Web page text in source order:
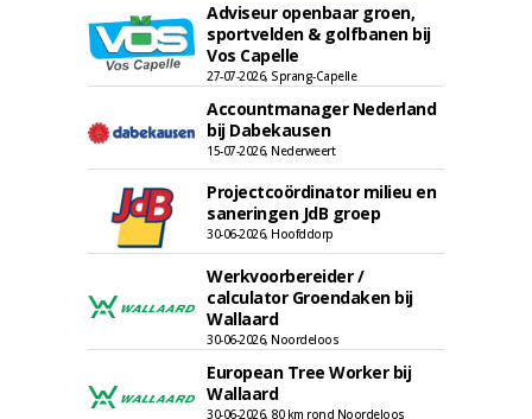
Adviseur openbaar groen,
sportvelden & golfbanen bij
Vos Capelle
27-07-2026, Sprang-Capelle
Accountmanager Nederland
bij Dabekausen
15-07-2026, Nederweert
Projectcoördinator milieu en
saneringen JdB groep
30-06-2026, Hoofddorp
Werkvoorbereider /
calculator Groendaken bij
Wallaard
30-06-2026, Noordeloos
European Tree Worker bij
Wallaard
30-06-2026, 80 km rond Noordeloos